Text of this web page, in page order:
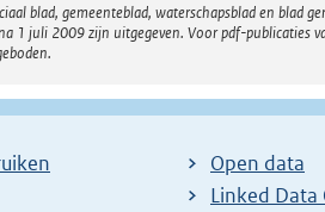
blad, gemeenteblad, waterschapsblad en blad
1 juli 2009 zijn uitgegeven. Voor pdf-
Open data
Linked Data